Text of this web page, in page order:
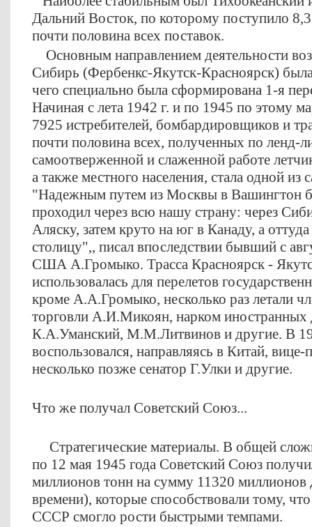
Дальний Восток, по которому поступило
почти половина всех поставок.
Основным направлением деятельности
Сибирь (Фербенкс-Якутск-Красноярск)
чего специально была сформирована 1-я
Начиная с лета 1942 г. и по 1945 по этому
7925 истребителей, бомбардировщиков и
почти половина всех, полученных по ленд-
самоотверженной и слаженной работе
а также местного населения, стала одной
"Надежным путем из Москвы в Вашингтон
проходил через всю нашу страну: через
Аляску, затем круто на юг в Канаду, а
столицу",, писал впоследствии бывший с
США А.Громыко. Трасса Красноярск -
использовалась для перелетов
кроме А.А.Громыко, несколько раз летали
торговли А.И.Микоян, нарком
К.А.Уманский, М.М.Литвинов и другие. В
воспользовался, направляясь в Китай,
несколько позже сенатор Г.Улки и другие.
Что же получал Советский Союз...
Стратегические материалы. В общей
по 12 мая 1945 года Советский Союз
миллионов тонн на сумму 11320 миллионов
времени), которые способствовали тому,
СССР смогло рости быстрыми темпами.